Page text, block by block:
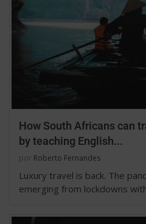
How South Africans can
by teaching English...
por Roberto Fernandes
Luxury travel is back. The
emerging from lockdowns